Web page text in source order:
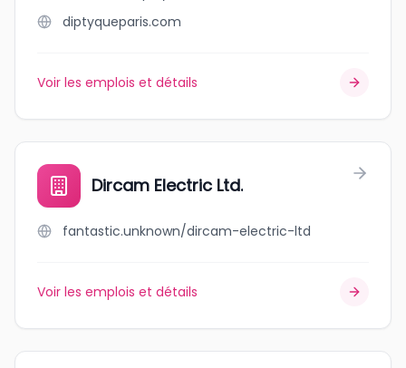
diptyqueparis.com
Voir les emplois et détails
Dircam Electric Ltd.
fantastic.unknown/dircam-electric-ltd
Voir les emplois et détails